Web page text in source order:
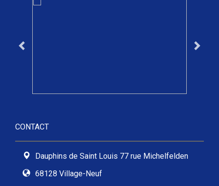
CONTACT
Dauphins de Saint Louis 77 rue Michelfelden
68128 Village-Neuf